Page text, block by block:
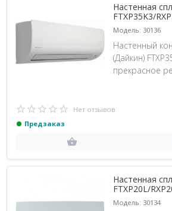
Настенная
FTXP35K3/
Модель: 30136
Настенный
(Дайкин)
прекрасное
Нет отзывов
Предзаказ
Настенная
FTXP20L/
Модель: 30134